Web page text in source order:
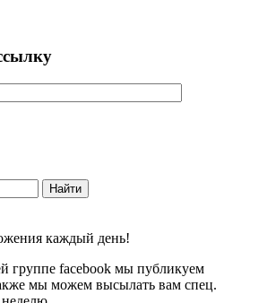
каждый день!
группе facebook мы публикуем
мы можем высылать вам спец.